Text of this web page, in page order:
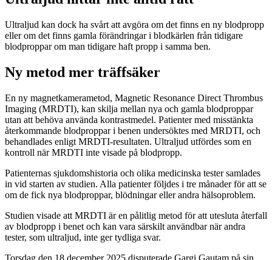
Ultraljud kan dock ha svårt att avgöra om det finns en ny blodpropp
eller om det finns gamla förändringar i blodkärlen från tidigare
blodproppar om man tidigare haft propp i samma ben.
Ny metod mer träffsäker
En ny magnetkamerametod, Magnetic Resonance Direct Thrombus
Imaging (MRDTI), kan skilja mellan nya och gamla blodproppar
utan att behöva använda kontrastmedel. Patienter med misstänkta
återkommande blodproppar i benen undersöktes med MRDTI, och
behandlades enligt MRDTI-resultaten. Ultraljud utfördes som en
kontroll när MRDTI inte visade på blodpropp.
Patienternas sjukdomshistoria och olika medicinska tester samlades
in vid starten av studien. Alla patienter följdes i tre månader för att se
om de fick nya blodproppar, blödningar eller andra hälsoproblem.
Studien visade att MRDTI är en pålitlig metod för att utesluta återfall
av blodpropp i benet och kan vara särskilt användbar när andra
tester, som ultraljud, inte ger tydliga svar.
Torsdag den 18 december 2025 disputerade Gargi Gautam på sin